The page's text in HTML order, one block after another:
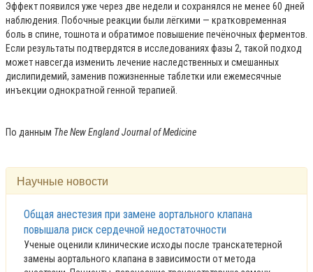
Эффект появился уже через две недели и сохранялся не менее 60 дней
наблюдения. Побочные реакции были лёгкими — кратковременная
боль в спине, тошнота и обратимое повышение печёночных ферментов.
Если результаты подтвердятся в исследованиях фазы 2, такой подход
может навсегда изменить лечение наследственных и смешанных
дислипидемий, заменив пожизненные таблетки или ежемесячные
инъекции однократной генной терапией.
По данным The New England Journal of Medicine
Научные новости
Общая анестезия при замене аортального клапана
повышала риск сердечной недостаточности
Ученые оценили клинические исходы после транскатетерной
замены аортального клапана в зависимости от метода